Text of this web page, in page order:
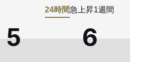
24時間急上昇1週間